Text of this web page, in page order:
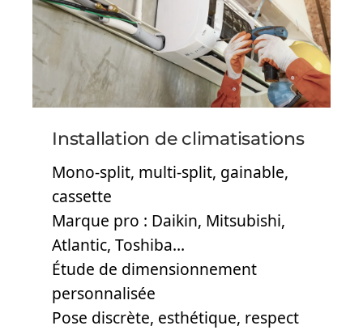
Installation de climatisations
Mono-split, multi-split, gainable,
cassette
Marque pro : Daikin, Mitsubishi,
Atlantic, Toshiba…
Étude de dimensionnement
personnalisée
Pose discrète, esthétique, respect